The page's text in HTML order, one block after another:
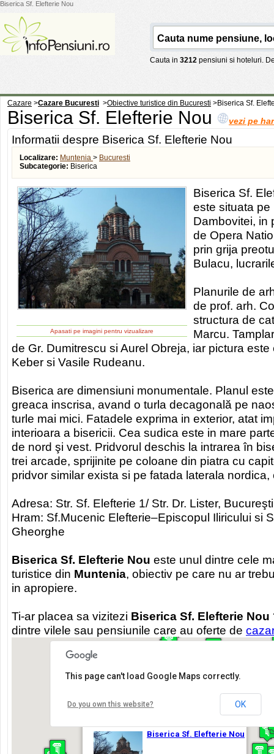
Biserica Sf. Elefterie Nou
Cauta in 3212 pensiuni si hoteluri.
Cazare >Cazare Bucuresti >Obiective turistice din Bucuresti >Biserica Sf.
Biserica Sf. Elefterie Nou vezi pe
Informatii despre Biserica Sf. Elefterie Nou
Localizare: Muntenia > Bucuresti
Subcategorie: Biserica
Apasati pe imagini pentru vizualizare
Biserica Sf.
este situata pe
Dambovitei, in
de Opera
prin grija
Bulacu,
Planurile de
de prof. arh.
structura de
Marcu.
de Gr. Dumitrescu si Aurel Obreja, iar pictura
Keber si Vasile Rudeanu.
Biserica are dimensiuni monumentale. Planul
greaca inscrisa, avand o turla decagonală pe
turle mai mici. Fatadele exprima in exterior, atat
interioara a bisericii. Cea sudica este in mare
de nord şi vest. Pridvorul deschis la intrarea în
trei arcade, sprijinite pe coloane din piatra cu
pridvor similar exista si pe fatada laterala
Adresa: Str. Sf. Elefterie 1/ Str. Dr. Lister,
Hram: Sf.Mucenic Elefterie–Episcopul Iliricului si
Gheorghe
Biserica Sf. Elefterie Nou este unul dintre cele
turistice din Muntenia, obiectiv pe care nu ar
in apropiere.
Ti-ar placea sa vizitezi Biserica Sf. Elefterie Nou
dintre vilele sau pensiunile care au oferte de